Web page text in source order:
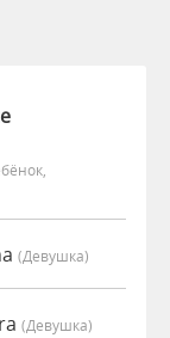
(девушка)
(девушка)